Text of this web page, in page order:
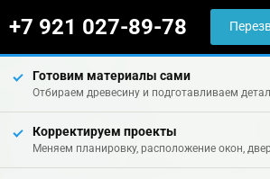
+7 921 027-89-78
Готовим материалы сами
Отбираем древесину и подготавливаем
Корректируем проекты
Меняем планировку, расположение окон,